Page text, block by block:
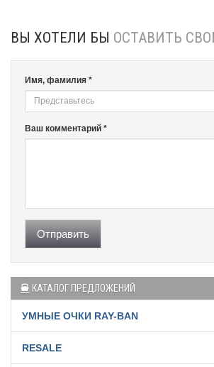
ВЫ ХОТЕЛИ БЫ ОСТАВИТЬ
Имя, фамилия *
Ваш комментарий *
Отправить
КАТАЛОГ ПРЕДЛОЖЕНИЙ
УМНЫЕ ОЧКИ RAY-BAN
RESALE